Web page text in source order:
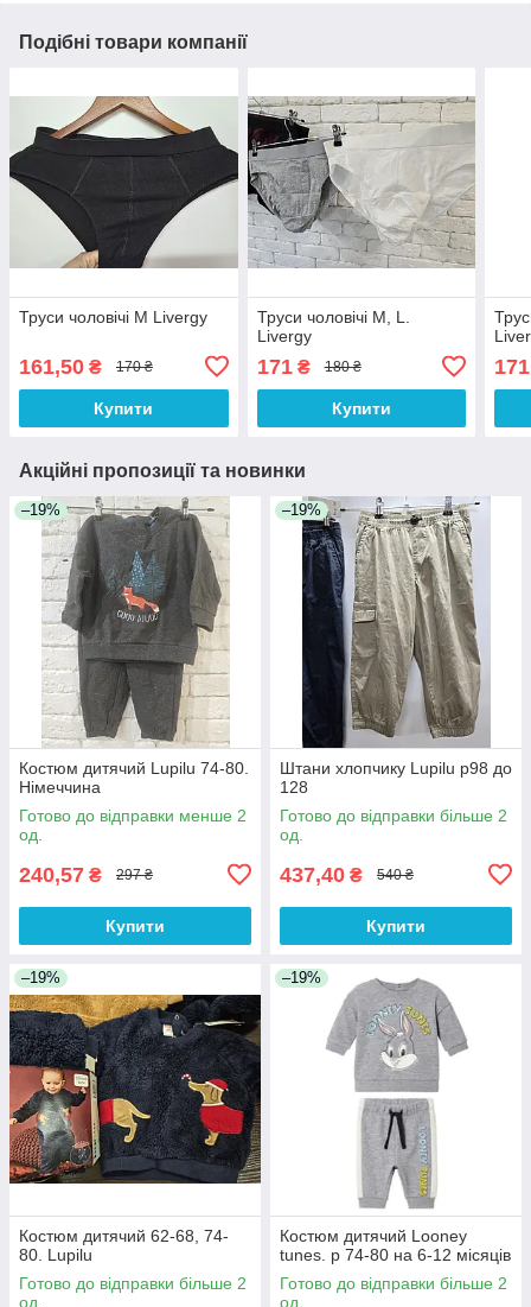
Подібні товари компанії
Труси чоловічі М Livergy
161,50 ₴ 170 ₴
Купити
Труси чоловічі М, L.
Livergy
171₴ 180 ₴
Купити
171
Акційні пропозиції та новинки
–19%
Костюм дитячий Lupilu 74-80.
Німеччина
Готово до відправки менше 2
од.
240,57 ₴ 297 ₴
Купити
–19%
Штани хлопчику Lupilu р98 до
128
Готово до відправки більше 2
од.
437,40 ₴ 540 ₴
Купити
–19%
Костюм дитячий 62-68, 74-
80. Lupilu
Готово до відправки більше 2
од.
–19%
Костюм дитячий Looney
tunes. р 74-80 на 6-12 місяців
Готово до відправки більше 2
од.